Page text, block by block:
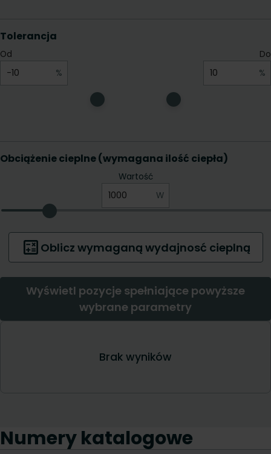
Numery katalogowe